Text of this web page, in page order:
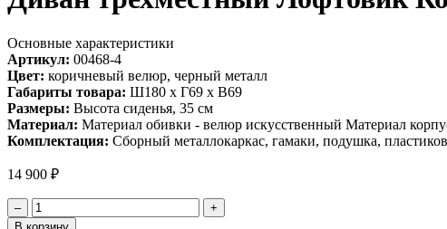
Основные характеристики
Артикул: 00468-4
Цвет: коричневый велюр, черный металл
Габариты товара: Ш180 х Г69 х В69
Размеры: Высота сиденья, 35 см
Материал: Материал обивки - велюр искусственный Материал
Комплектация: Сборный металлокаркас, гамаки, подушка,
14 900 ₽
–
Количество
товара
+